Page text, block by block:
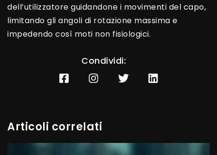
dell’utilizzatore guidandone i movimenti del capo,
limitando gli angoli di rotazione massima e
impedendo così moti non fisiologici.
Condividi:
Articoli correlati